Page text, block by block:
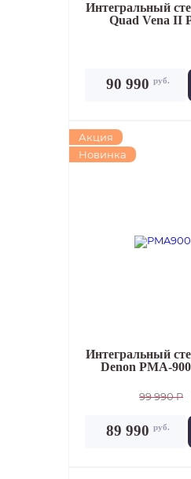
Интегральный
Quad Vena II
90 990 руб.
Акция
Новинка
Интегральный
Denon PMA-
99 990 P
89 990 руб.